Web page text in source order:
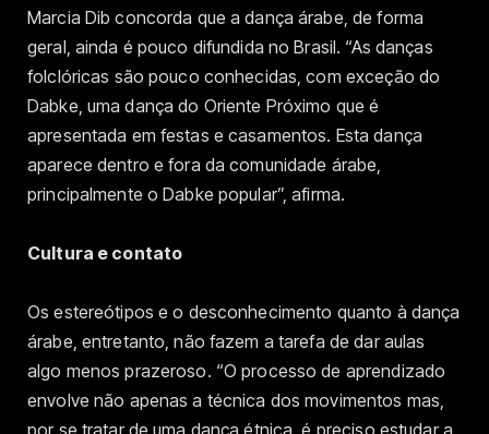
Marcia Dib concorda que a dança árabe, de forma
geral, ainda é pouco difundida no Brasil. “As danças
folclóricas são pouco conhecidas, com exceção do
Dabke, uma dança do Oriente Próximo que é
apresentada em festas e casamentos. Esta dança
aparece dentro e fora da comunidade árabe,
principalmente o Dabke popular”, afirma.
Cultura e contato
Os estereótipos e o desconhecimento quanto à dança
árabe, entretanto, não fazem a tarefa de dar aulas
algo menos prazeroso. “O processo de aprendizado
envolve não apenas a técnica dos movimentos mas,
por se tratar de uma dança étnica, é preciso estudar a